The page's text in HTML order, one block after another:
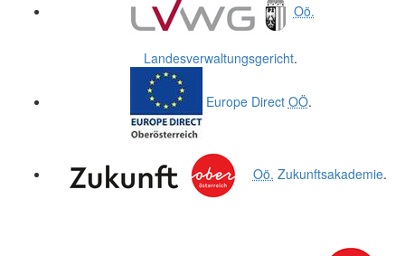
Oö.
Landesverwaltungsgericht.
Europe Direct OÖ.
Oö. Zukunftsakademie.